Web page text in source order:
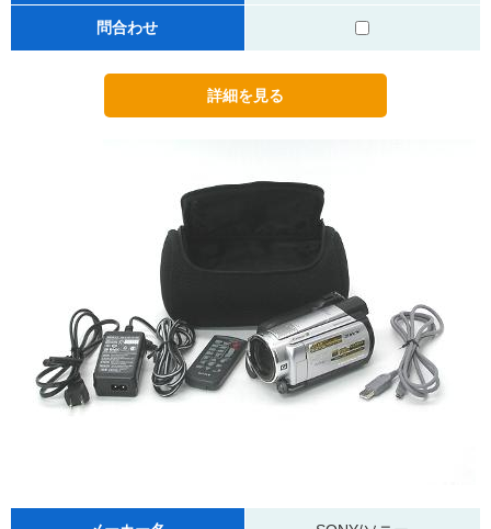
問合わせ